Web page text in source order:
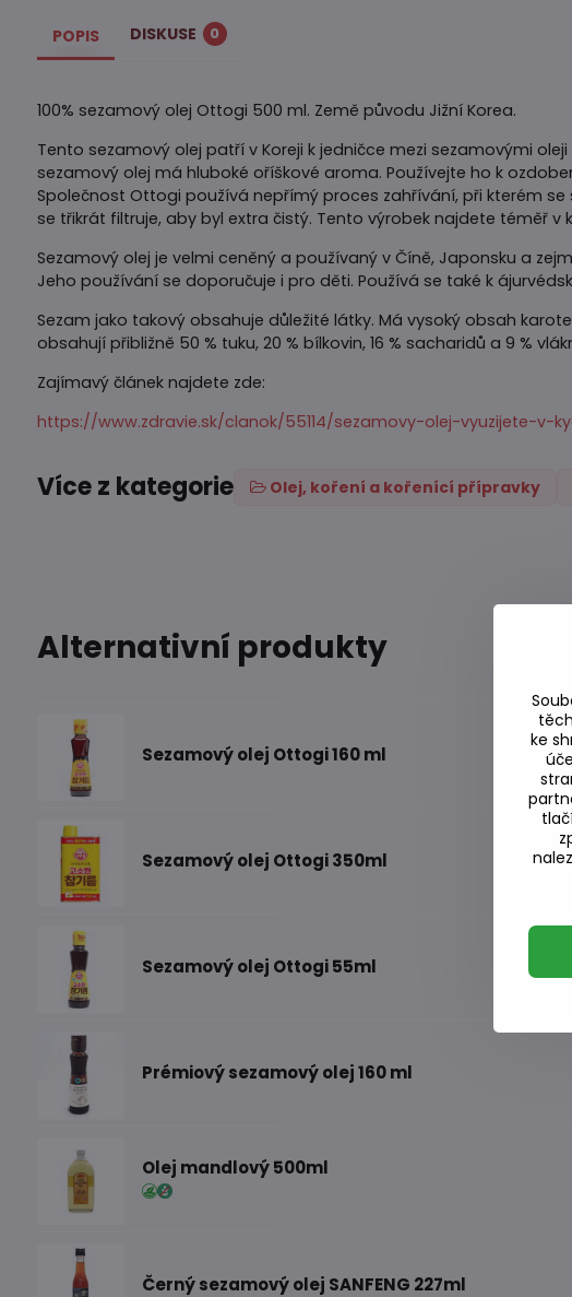
POPIS DISKUSE 0
100% sezamový olej Ottogi 500 ml. Země původu Jižní Korea.
Tento sezamový olej patří v Koreji k jedničce mezi sezamovými
sezamový olej má hluboké oříškové aroma. Používejte ho k
Společnost Ottogi používá nepřímý proces zahřívání, při kterém
se třikrát filtruje, aby byl extra čistý. Tento výrobek najdete téměř v
Sezamový olej je velmi ceněný a používaný v Číně, Japonsku a
Jeho používání se doporučuje i pro děti. Používá se také k
Sezam jako takový obsahuje důležité látky. Má vysoký obsah
obsahují přibližně 50 % tuku, 20 % bílkovin, 16 % sacharidů a 9 %
Zajímavý článek najdete zde:
https://www.zdravie.sk/clanok/55114/sezamovy-olej-vyuzijete-v-
Více z kategorie Olej, koření a kořenící přípravky
Alternativní produkty
Sezamový olej Ottogi 160 ml
Sezamový olej Ottogi 350ml
Sezamový olej Ottogi 55ml
Prémiový sezamový olej 160 ml
Olej mandlový 500ml
Černý sezamový olej SANFENG 227ml
ke